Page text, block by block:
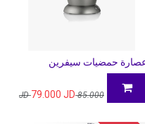
حمضيات سيفرين
85.000
JD
79.000 JD